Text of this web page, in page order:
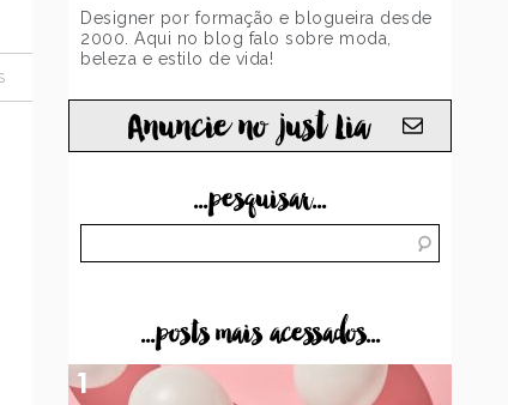
Designer por formação e blogueira desde
2000. Aqui no blog falo sobre moda,
beleza e estilo de vida!
Anuncie no just Lia
...pesquisar...
...posts mais acessados...
1